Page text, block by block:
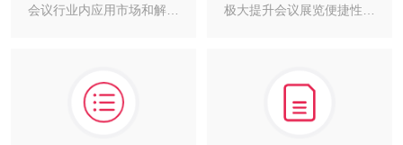
会议行业内应用市场和解决
极大提升会议展览便捷性和